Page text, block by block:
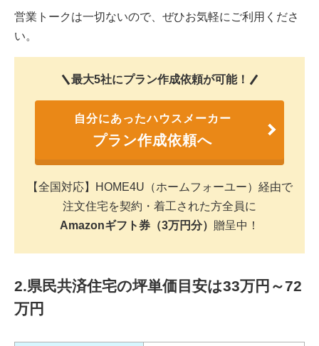
営業トークは一切ないので、ぜひお気軽にご利用くださ
い。
最大5社にプラン作成依頼が可能！
自分にあったハウスメーカー
プラン作成依頼へ
【全国対応】HOME4U（ホームフォーユー）経由で
注文住宅を契約・着工された方全員に
Amazonギフト券（3万円分） 贈呈中！
2.県民共済住宅の坪単価目安は33万円～72
万円